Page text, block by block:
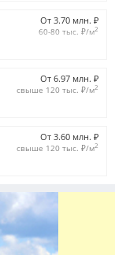
От 3.70 млн. ₽
60-80 тыс. ₽/м2
От 6.97 млн. ₽
свыше 120 тыс. ₽/м2
От 3.60 млн. ₽
свыше 120 тыс. ₽/м2